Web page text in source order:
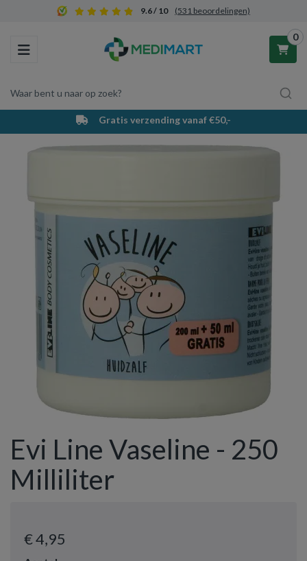
9.6 / 10 (531 beoordelingen)
Toggle navigation
Waar bent u naar op zoek?
0
Winkelwagen
Gratis verzending vanaf €50,-
Evi Line Vaseline - 250
Milliliter
€ 4,95